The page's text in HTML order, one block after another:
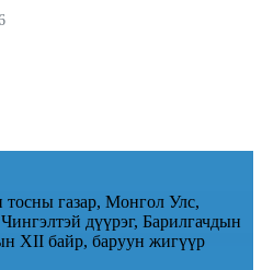
газар, Монгол Улс,
дүүрэг, Барилгачдын
XII байр, баруун жигүүр